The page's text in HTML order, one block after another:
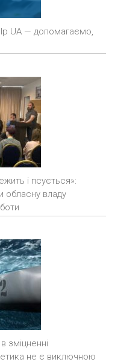
UA — допомагаємо,
і псується»:
обласну владу
зміцненні
не є виключною